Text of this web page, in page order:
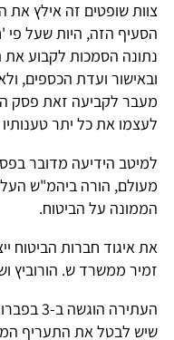
צוות שופטים זה אילץ
הסעיף הזה, היות שעל פי
נתונה הסמכות לקבוע
ובאישור ועדת הכספים,
מעבר לקביעה זאת פסק
לעצמו את כל יתר
למיטב הידיעה מדובר
מעולם, הורה ביהמ"ש
הממונה על הביטוח.
את איגוד חברות הביטוח
זמיר ממשרד ש. הורוביץ
העתירה
שיש לבטל את התעריף